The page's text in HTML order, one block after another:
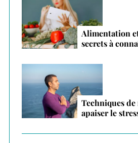
Alimentation
secrets à
Techniques
apaiser le